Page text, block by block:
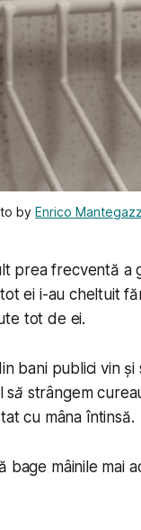
by Enrico
prea frecventă
ei i-au cheltuit
tot de ei.
bani publici vin
să strângem
cu mâna întinsă.
bage mâinile mai